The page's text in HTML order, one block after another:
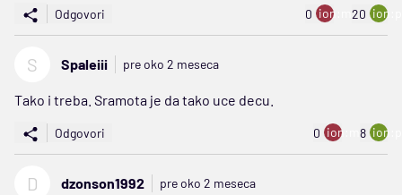
Odgovori 0 ion:minus
20
S Spaleiii pre oko 2 meseca
Tako i treba. Sramota je da tako uce decu.
Odgovori 0 ion:minus
8
D dzonson1992 pre oko 2 meseca